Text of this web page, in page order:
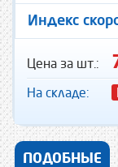
Индекс
Цена за шт.:
На складе:
ПОДОБНЫЕ